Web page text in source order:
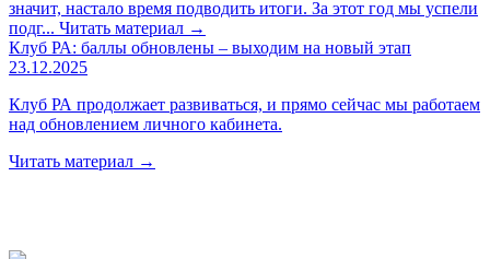
значит, настало время подводить итоги. За этот год мы успели
подг... Читать материал →
Клуб РА: баллы обновлены – выходим на новый этап
23.12.2025
Клуб РА продолжает развиваться, и прямо сейчас мы работаем
над обновлением личного кабинета.
Читать материал →